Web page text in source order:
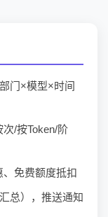
门×模型×时间
/按Token/阶
、免费额度抵扣
总），推送通知